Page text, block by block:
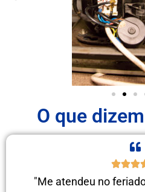
O que
"Me atendeu no